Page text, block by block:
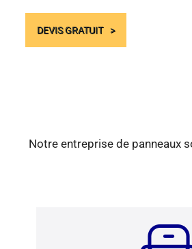
DEVIS GRATUIT
Notre entreprise de panneaux